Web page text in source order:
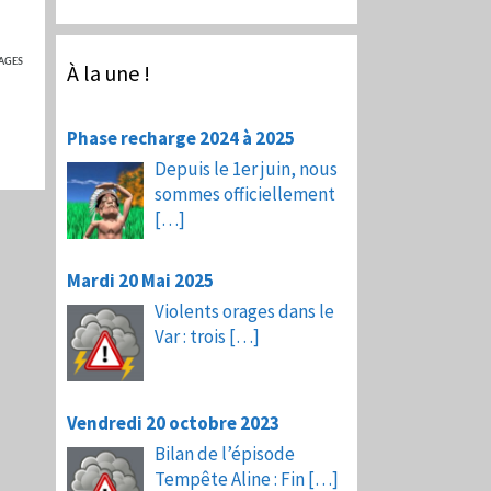
À la une !
Phase recharge 2024 à 2025
Depuis le 1er juin, nous
sommes officiellement
[…]
Mardi 20 Mai 2025
Violents orages dans le
Var : trois […]
Vendredi 20 octobre 2023
Bilan de l’épisode
Tempête Aline : Fin[…]